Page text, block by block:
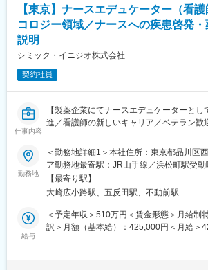
・毎月15日までに希望日程を出していただ
に翌月のシフト表を配布する流れで決まり
元にシフトは作成しますし、難しい場合も
＜勤務時間＞
・本ポジションは、時間外の一次対応がメ
◎平日13:00～22:00
◎土日祝日9:00～18:00、13:00～22:00
チャーなどの営業活動を行っていただきま
※今回のプロジェクトについての詳細は面
ただきます。
■将来的なキャリア：
平均2年前後の医療機器営業プロジェクト
別の医療機器プロジェクトに挑戦すること
営業であるMRのプロジェクトに参加して
す。
医療営業として専門性を磨き管理職を目指
者などの管理部門）
営業経験を活かして様々なキャリアプラン
社ならではの強みです。
文理問わず一から学べる環境を整えている
後に身に付ける意欲があれば問題ございま
【東京】ナースエデュケーター（看
コロジー領域／ナースへの疾患啓発
説明
シミック・イニジオ株式会社
契約社員
仕事内容
【製薬企業にてナースエデュケーターと
進／看護師の新しいキャリア／ベテラン歓
■職務概要：
クライアントである製薬企業の薬剤（オン
て、医療従事者（主に病棟勤務のナース）
管理手順説明をおこなっていただきます。
クライアントの営業所を拠点に、ターゲッ
院・基幹病院）へ赴き、定期的な説明会な
ただきます。開催にあたり、説明会準備や
勤務地
＜勤務地詳細1＞本社住所：東京都品川区
ア勤務地最寄駅：JR山手線／浜松町駅受
可能場所あり＜勤務地詳細2＞クライアン
受動喫煙対策：屋内全面禁煙変更の範囲：
【最寄り駅】
大崎広小路駅、五反田駅、不動前駅
給与
＜予定年収＞510万円＜賃金形態＞月給制
訳＞月額（基本給）：425,000円＜月給＞